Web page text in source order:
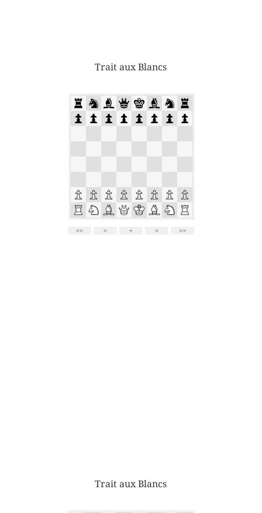
Trait aux Blancs
Trait aux Blancs